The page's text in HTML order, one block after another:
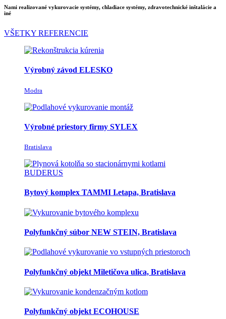
Nami realizované vykurovacie systémy, chladiace systémy, zdravotechnické inštalácie a
iné
VŠETKY REFERENCIE
Výrobný závod ELESKO
Modra
Výrobné priestory firmy SYLEX
Bratislava
Bytový komplex TAMMI I.etapa, Bratislava
Polyfunkčný súbor NEW STEIN, Bratislava
Polyfunkčný objekt Miletičova ulica, Bratislava
Polyfunkčný objekt ECOHOUSE